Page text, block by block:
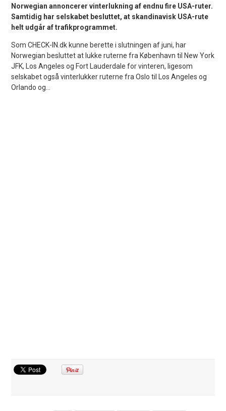
Norwegian annoncerer vinterlukning af endnu fire USA-ruter.
Samtidig har selskabet besluttet, at skandinavisk USA-rute
helt udgår af trafikprogrammet.
Som CHECK-IN.dk kunne berette i slutningen af juni, har
Norwegian besluttet at lukke ruterne fra København til New York
JFK, Los Angeles og Fort Lauderdale for vinteren, ligesom
selskabet også vinterlukker ruterne fra Oslo til Los Angeles og
Orlando og...